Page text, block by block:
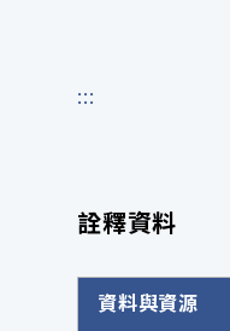
:::
詮釋資料
詮釋資料詳細內容
資料與資源